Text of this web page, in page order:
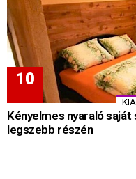
Kényelmes nyaraló
legszebb részén